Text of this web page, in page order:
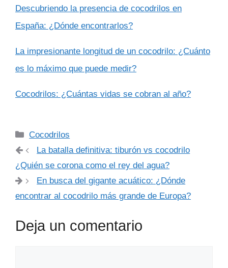
Descubriendo la presencia de cocodrilos en
España: ¿Dónde encontrarlos?
La impresionante longitud de un cocodrilo: ¿Cuánto
es lo máximo que puede medir?
Cocodrilos: ¿Cuántas vidas se cobran al año?
Categorías
Cocodrilos
La batalla definitiva: tiburón vs cocodrilo
¿Quién se corona como el rey del agua?
En busca del gigante acuático: ¿Dónde
encontrar al cocodrilo más grande de Europa?
Deja un comentario